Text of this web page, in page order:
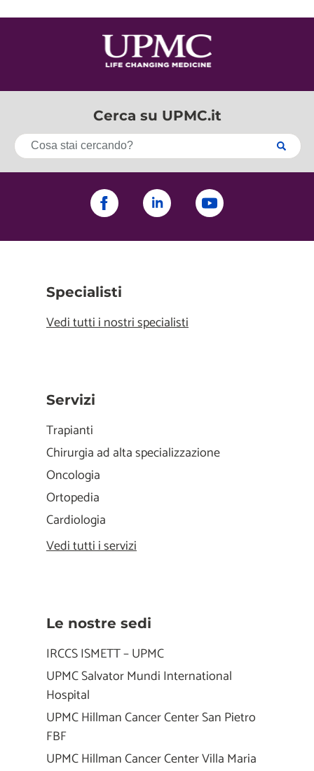
Cerca su UPMC.it
Specialisti
Vedi tutti i nostri specialisti
Servizi
Trapianti
Chirurgia ad alta specializzazione
Oncologia
Ortopedia
Cardiologia
Vedi tutti i servizi
Le nostre sedi
IRCCS ISMETT – UPMC
UPMC Salvator Mundi International
Hospital
UPMC Hillman Cancer Center San Pietro
FBF
UPMC Hillman Cancer Center Villa Maria